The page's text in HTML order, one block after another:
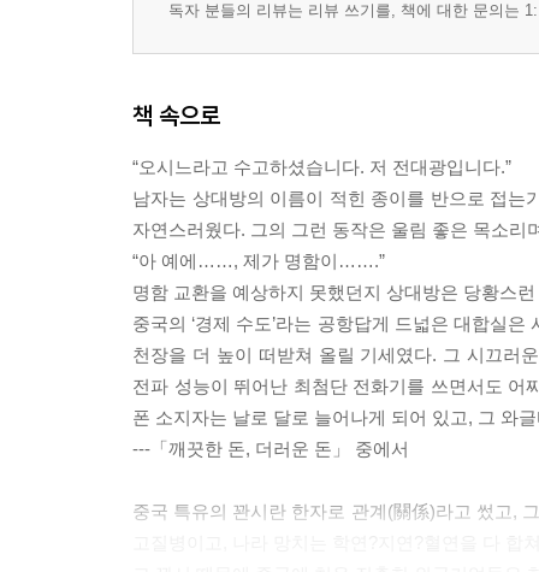
독자 분들의 리뷰는 리뷰 쓰기를, 책에 대한 문의는
책 속으로
“오시느라고 수고하셨습니다. 저 전대광입니다.”
남자는 상대방의 이름이 적힌 종이를 반으로 접
자연스러웠다. 그의 그런 동작은 울림 좋은 목소
“아 예에……, 제가 명함이…….”
명함 교환을 예상하지 못했던지 상대방은 당황스
중국의 ‘경제 수도’라는 공항답게 드넓은 대합실
천장을 더 높이 떠받쳐 올릴 기세였다. 그 시끄러
전파 성능이 뛰어난 최첨단 전화기를 쓰면서도
폰 소지자는 날로 달로 늘어나게 되어 있고, 그 와
---「깨끗한 돈, 더러운 돈」 중에서
중국 특유의 꽌시란 한자로 관계(關係)라고 썼고,